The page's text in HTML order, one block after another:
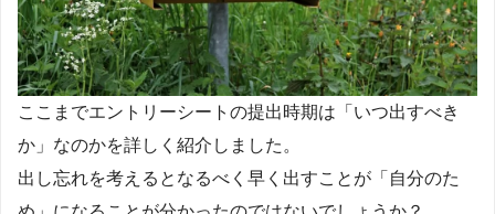
ここまでエントリーシートの提出時期は「いつ出すべき
か」なのかを詳しく紹介しました。
出し忘れを考えるとなるべく早く出すことが「自分のた